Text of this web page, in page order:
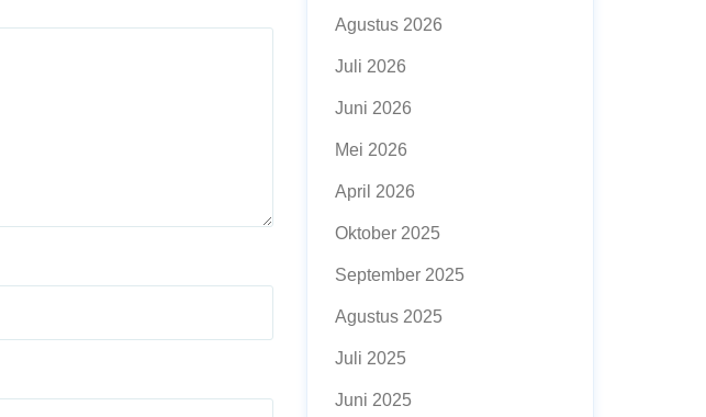
Agustus 2026
Juli 2026
Juni 2026
Mei 2026
April 2026
Oktober 2025
September 2025
Agustus 2025
Juli 2025
Juni 2025